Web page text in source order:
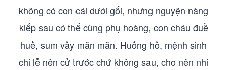
không có con cái dưới gối, nhưng nguyện nàng
kiếp sau có thể cùng phụ hoàng, con cháu đuề
huề, sum vầy mãn mãn. Huống hồ, mệnh sinh
chi lễ nên cử trước chứ không sau, cho nên nhi